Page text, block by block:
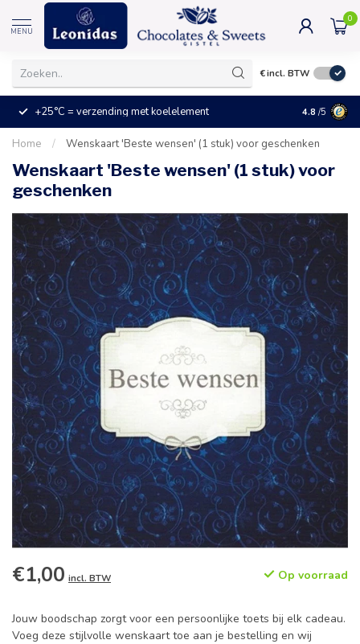
MENU
0
€incl. BTW
+25°C = verzending met koelelement Kleine
4.8 /5
Home / Wenskaart 'Beste wensen' (1 stuk) voor geschenken
Wenskaart 'Beste wensen' (1 stuk) voor
geschenken
€1,00 incl. BTW Op voorraad
Jouw boodschap zorgt voor een persoonlijke toets bij elk cadeau.
Voeg deze stijlvolle wenskaart toe aan je bestelling en wij